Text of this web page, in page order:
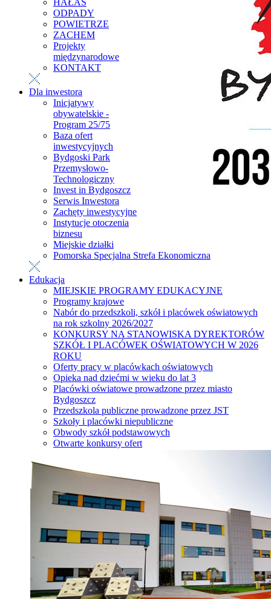
HAŁAS
ODPADY
POWIETRZE
ZACHEM
Projekty
międzynarodowe
KONTAKT
Dla inwestora
Inicjatywy
obywatelskie -
Program 25/75
Baza ofert
inwestycyjnych
Bydgoski Park
Przemysłowo-
Technologiczny
Invest in Bydgoszcz
Serwis Inwestora
Zachęty inwestycyjne
Instytucje otoczenia
biznesu
Miejskie działki
Pomorska Specjalna Strefa Ekonomiczna
Edukacja
MIEJSKIE PROGRAMY EDUKACYJNE
Programy krajowe
Nabór do przedszkoli, szkół i placówek oświatowych
na rok szkolny 2026/2027
KONKURSY NA STANOWISKA DYREKTORÓW
SZKÓŁ I PLACÓWEK OŚWIATOWYCH W 2026
ROKU
Oferty pracy w placówkach oświatowych
Opieka nad dziećmi w wieku do lat 3
Placówki oświatowe prowadzone przez miasto
Bydgoszcz
Przedszkola publiczne prowadzone przez JST
Szkoły i placówki niepubliczne
Obwody szkół podstawowych
Otwarte konkursy ofert